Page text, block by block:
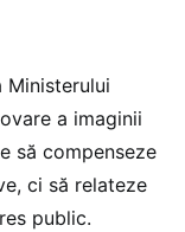
Ministerului
a imaginii
să compenseze
ci să relateze
public.